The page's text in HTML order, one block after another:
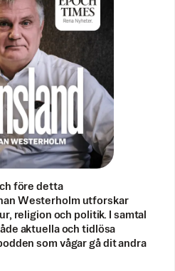
före detta
Westerholm utforskar
religion och politik. I samtal
aktuella och tidlösa
som vågar gå dit andra